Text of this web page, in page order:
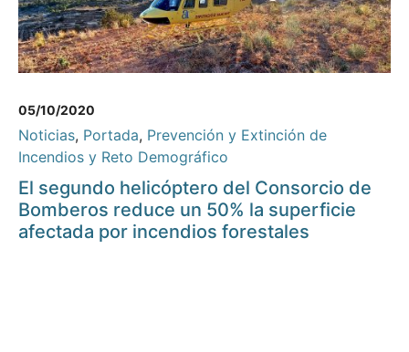
05/10/2020
Noticias, Portada, Prevención y Extinción de
Incendios y Reto Demográfico
El segundo helicóptero del Consorcio de
Bomberos reduce un 50% la superficie
afectada por incendios forestales